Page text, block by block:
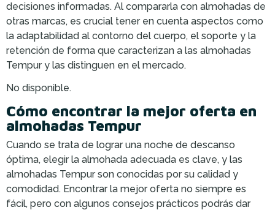
decisiones informadas. Al compararla con almohadas de
otras marcas, es crucial tener en cuenta aspectos como
la adaptabilidad al contorno del cuerpo, el soporte y la
retención de forma que caracterizan a las almohadas
Tempur y las distinguen en el mercado.
No disponible.
Cómo encontrar la mejor oferta en
almohadas Tempur
Cuando se trata de lograr una noche de descanso
óptima, elegir la almohada adecuada es clave, y las
almohadas Tempur son conocidas por su calidad y
comodidad. Encontrar la mejor oferta no siempre es
fácil, pero con algunos consejos prácticos podrás dar